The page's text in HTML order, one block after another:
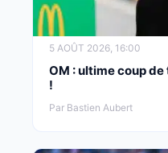
5 AOÛT 2026, 16:00
OM : ultime coup
!
Par Bastien Aubert